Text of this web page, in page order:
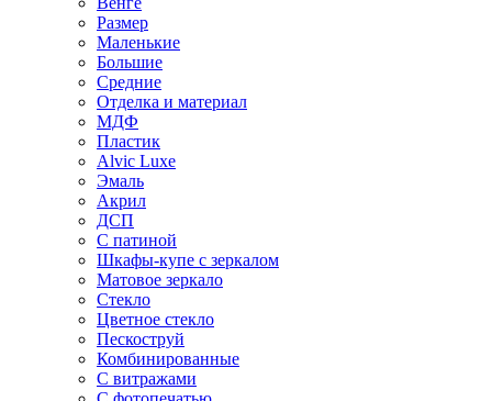
Размер
Маленькие
Большие
Средние
Отделка и материал
МДФ
Пластик
Alvic Luxe
Эмаль
Акрил
ДСП
С патиной
Шкафы-купе с зеркалом
Матовое зеркало
Стекло
Цветное стекло
Пескоструй
Комбинированные
С витражами